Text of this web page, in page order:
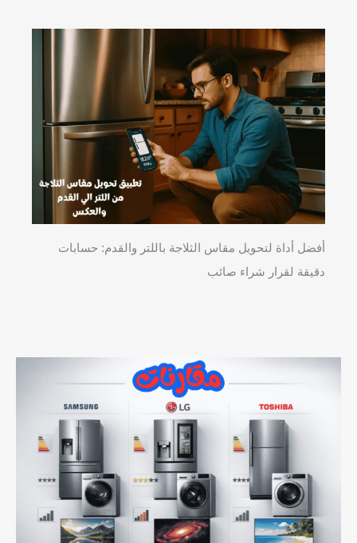
أفضل أداة لتحويل مقاس الثلاجة باللتر والقدم: حسابات
دقيقة لقرار شراء صائب